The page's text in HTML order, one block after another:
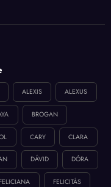
ALEXIS ALEXUS
BROGAN
CARY CLARA
DÁVID DÓRA
FELICITÁS